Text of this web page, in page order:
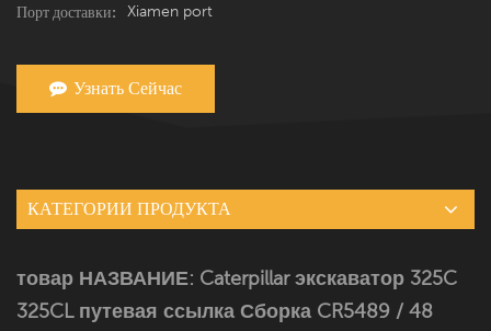
Порт доставки: Xiamen port
Узнать Сейчас
КАТЕГОРИИ ПРОДУКТА
товар НАЗВАНИЕ: Caterpillar экскаватор 325C
325CL путевая ссылка Сборка CR5489 / 48